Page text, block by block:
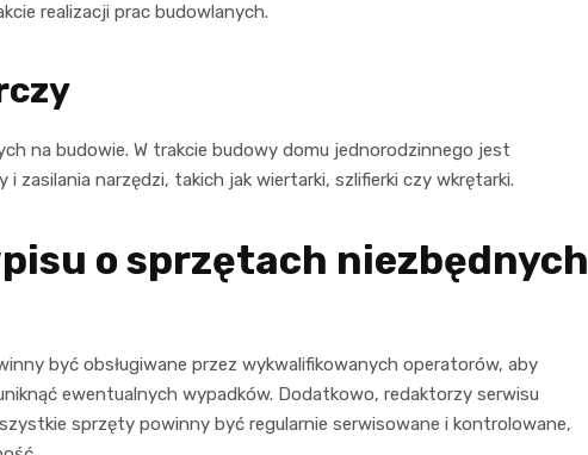
realizacji prac budowlanych.
na budowie. W trakcie budowy domu jednorodzinnego jest
i zasilania narzędzi, takich jak wiertarki, szlifierki czy wkrętarki.
o sprzętach niezbędnych
być obsługiwane przez wykwalifikowanych operatorów, aby
ewentualnych wypadków. Dodatkowo, redaktorzy serwisu
sprzęty powinny być regularnie serwisowane i kontrolowane,